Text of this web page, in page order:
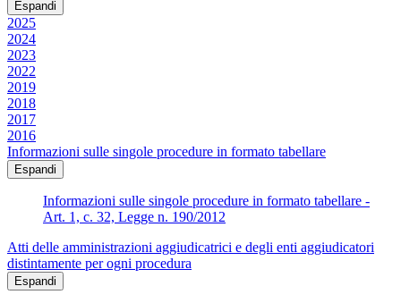
Espandi
2025
2024
2023
2022
2019
2018
2017
2016
Informazioni sulle singole procedure in formato tabellare
Espandi
Informazioni sulle singole procedure in formato tabellare -
Art. 1, c. 32, Legge n. 190/2012
Atti delle amministrazioni aggiudicatrici e degli enti aggiudicatori
distintamente per ogni procedura
Espandi